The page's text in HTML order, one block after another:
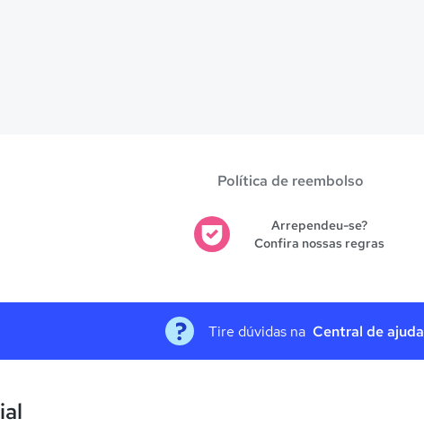
Política de reembolso
Arrependeu-se?
Confira nossas regras
Tire dúvidas na Central de ajuda